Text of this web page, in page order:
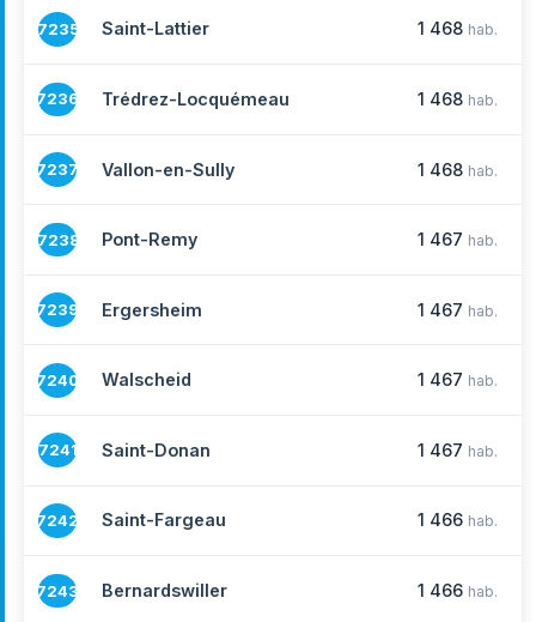
7235 Saint-Lattier 1 468 hab.
7236 Trédrez-Locquémeau 1 468 hab.
7237 Vallon-en-Sully 1 468 hab.
7238 Pont-Remy 1 467 hab.
7239 Ergersheim 1 467 hab.
7240 Walscheid 1 467 hab.
7241 Saint-Donan 1 467 hab.
7242 Saint-Fargeau 1 466 hab.
7243 Bernardswiller 1 466 hab.